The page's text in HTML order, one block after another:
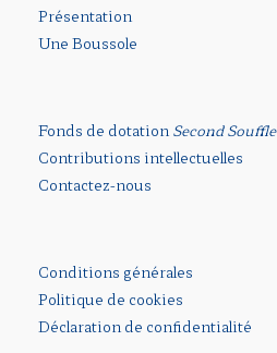
Présentation
Une Boussole
Fonds de dotation Second Souffle
Contributions intellectuelles
Contactez-nous
Conditions générales
Politique de cookies
Déclaration de confidentialité